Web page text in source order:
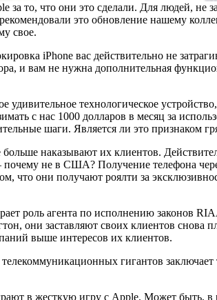
то, что они это сделали. Для людей, не
это обновление нашему
свое.
iPhone вас действительно не
и вам не нужна дополнительная
технологическое
с нас 1000 долларов в месяц за
шаги. Является ли это признаком
наказывают их клиентов.
не в США? Получение телефона
что они получают роялти за
роль агента по исполнению законов
они заставляют своих клиентов снова
выше интересов их клиентов.
гигантов
в жесткую игру с Apple. Может быть, в